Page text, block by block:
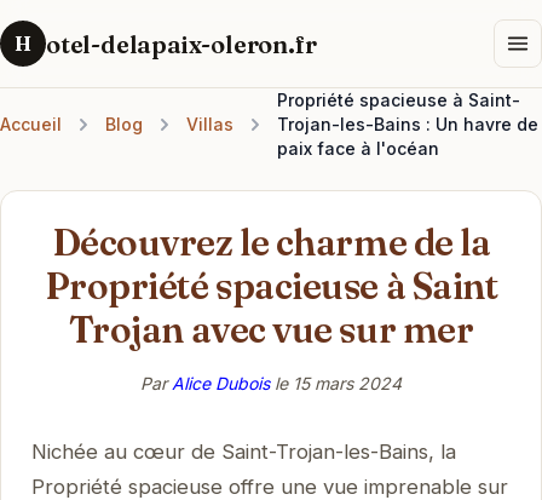
H otel-delapaix-oleron.fr
Accueil Blog Villas
Propriété spacieuse à Saint-
Trojan-les-Bains : Un havre de
paix face à l'océan
Découvrez le charme de la
Propriété spacieuse à Saint
Trojan avec vue sur mer
ParAlice Duboisle 15 mars 2024
Nichée au cœur de Saint-Trojan-les-Bains, la
Propriété spacieuse offre une vue imprenable sur